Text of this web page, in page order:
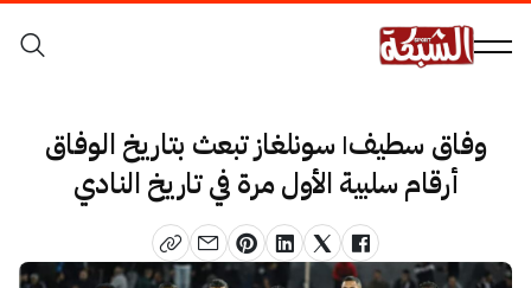
وفاق سطيف| سونلغاز تبعث بتاريخ الوفاق
أرقام سلبية الأول مرة في تاريخ النادي